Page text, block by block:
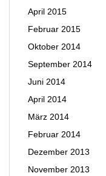
April 2015
Februar 2015
Oktober 2014
September 2014
Juni 2014
April 2014
März 2014
Februar 2014
Dezember 2013
November 2013